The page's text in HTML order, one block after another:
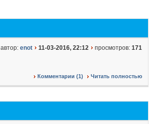
автор: enot 11-03-2016, 22:12 просмотров: 171
Комментарии (1) Читать полностью